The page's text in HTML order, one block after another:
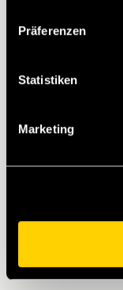
Präferenzen
Statistiken
Marketing